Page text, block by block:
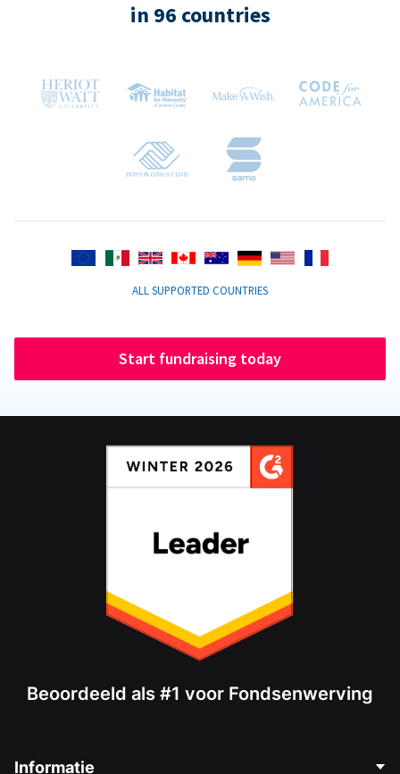
in 96 countries
ALL SUPPORTED COUNTRIES
Start fundraising today
Beoordeeld als #1 voor Fondsenwerving
Informatie